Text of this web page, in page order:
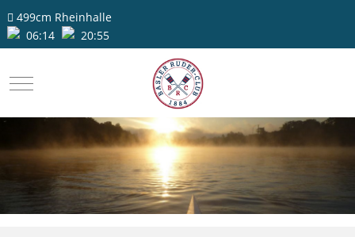
499cm Rheinhalle
06:14
20:55
Mobile Menu Toggle